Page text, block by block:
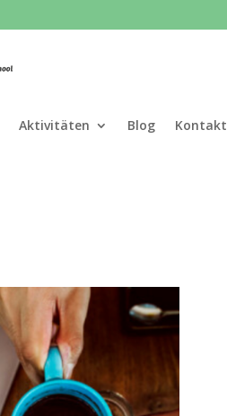
Aktivitäten Blog Kontakt